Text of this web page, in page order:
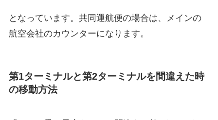
となっています。共同運航便の場合は、メインの
航空会社のカウンターになります。
第1ターミナルと第2ターミナルを間違えた時
の移動方法